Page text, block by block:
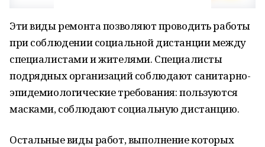
Эти виды ремонта позволяют проводить работы
при соблюдении социальной дистанции между
специалистами и жителями. Специалисты
подрядных организаций соблюдают санитарно-
эпидемиологические требования: пользуются
масками, соблюдают социальную дистанцию.
Остальные виды работ, выполнение которых